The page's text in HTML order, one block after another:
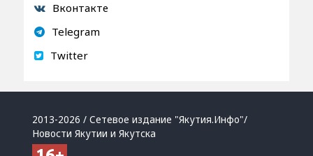
Вконтакте
Telegram
Twitter
2013-2026 / Сетевое издание "Якутия.Инфо"/
Новости Якутии и Якутска